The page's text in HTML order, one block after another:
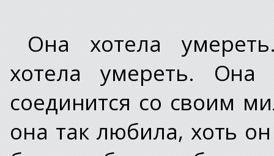
Она хотела
хотела умереть.
соединится со своим
она так любила, хоть